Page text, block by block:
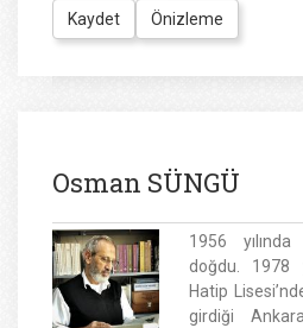
Osman SÜNGÜ
1956
doğdu. 1978
Hatip
girdiği